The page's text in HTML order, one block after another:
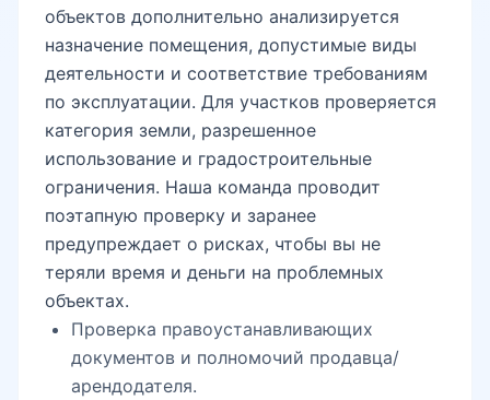
Циолковского
Шахриобод
Шукур Бурханов
Ялангач
метро Буюк Ипак Йули
объектов дополнительно анализируется
назначение помещения, допустимые виды
деятельности и соответствие требованиям
по эксплуатации. Для участков проверяется
категория земли, разрешенное
использование и градостроительные
ограничения. Наша команда проводит
поэтапную проверку и заранее
предупреждает о рисках, чтобы вы не
теряли время и деньги на проблемных
объектах.
Проверка правоустанавливающих
документов и полномочий продавца/
арендодателя.